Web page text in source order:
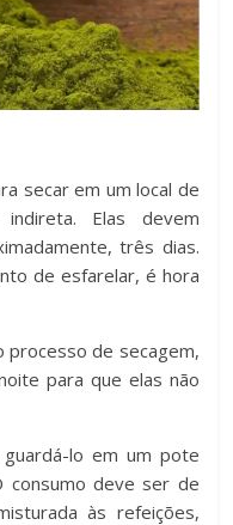
secar em um local de
Elas devem
três dias.
de esfarelar, é hora
processo de secagem,
para que elas não
lo em um pote
consumo deve ser de
às refeições,